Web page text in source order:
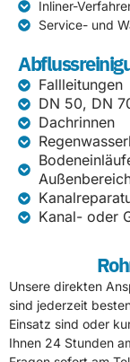
Inliner-
Service- und
Fallleitungen
DN 50, DN
Dachrinnen
Kanal- oder
Unsere direkten
sind jederzeit
Einsatz sind oder
Ihnen 24 Stunden